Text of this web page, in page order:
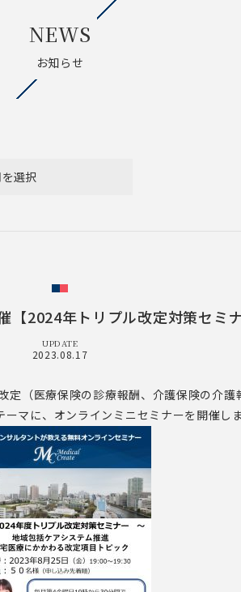
NEWS
お知らせ
【2024年トリプル改定対策セミ
UPDATE
2023.08.17
定（医療保険の診療報酬、介護保険の介護
マに、オンラインミニセミナーを開催し